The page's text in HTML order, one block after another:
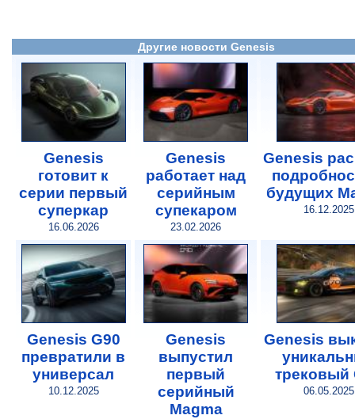
Другие новости Genesis
Genesis
готовит к
серии первый
суперкар
16.06.2026
Genesis
работает над
серийным
супекаром
23.02.2026
Genesis
будущих
16.12.2025
Genesis G90
превратили в
универсал
10.12.2025
Genesis
выпустил
первый
серийный
Magma
Genesis
трековый
06.05.2025